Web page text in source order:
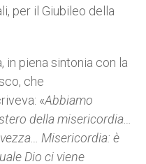
per il Giubileo della
in piena sintonia con la
che
«Abbiamo
della misericordia…
Misericordia: è
Dio ci viene